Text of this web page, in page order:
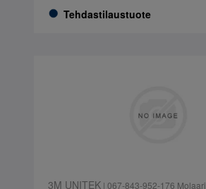
Tehdastilaustuote
3M UNITEK| 067-843-952-176